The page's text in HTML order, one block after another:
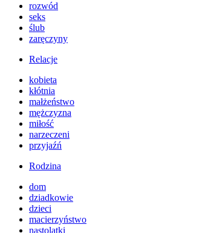
rozwód
seks
ślub
zaręczyny
Relacje
kobieta
kłótnia
małżeństwo
mężczyzna
miłość
narzeczeni
przyjaźń
Rodzina
dom
dziadkowie
dzieci
macierzyństwo
nastolatki